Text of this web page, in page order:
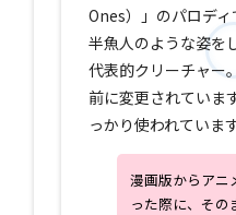
Ones）」のパロデ
半魚人のような姿を
代表的クリーチャー
前に変更されていま
っかり使われていま
漫画版からアニ
った際に、その